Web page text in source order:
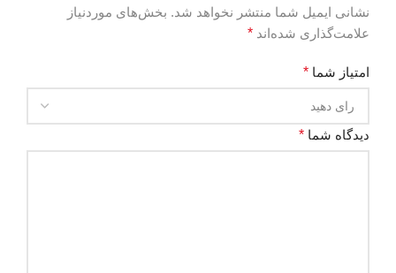
نشانی ایمیل شما منتشر نخواهد شد. بخش‌های موردنیاز
علامت‌گذاری شده‌اند *
امتیاز شما *
دیدگاه شما *